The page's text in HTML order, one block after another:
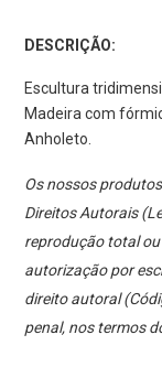
DESCRIÇÃO:
Escultura
Madeira com
Anholeto.
Os nossos
Direitos Autorais
reprodução total
autorização por
direito autoral
penal, nos termos